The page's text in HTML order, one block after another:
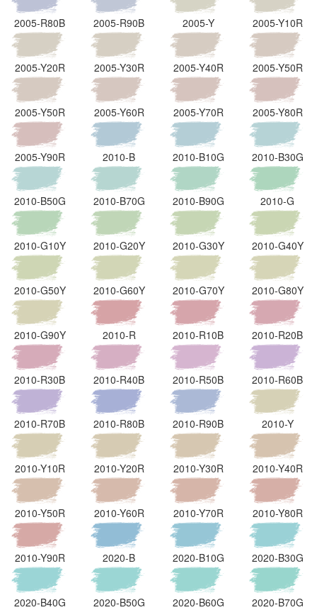
2005-R80B 2005-R90B 2005-Y 2005-Y10R
2005-Y20R 2005-Y30R 2005-Y40R 2005-Y50R
2005-Y50R 2005-Y60R 2005-Y70R 2005-Y80R
2005-Y90R 2010-B 2010-B10G 2010-B30G
2010-B50G 2010-B70G 2010-B90G 2010-G
2010-G10Y 2010-G20Y 2010-G30Y 2010-G40Y
2010-G50Y 2010-G60Y 2010-G70Y 2010-G80Y
2010-G90Y 2010-R 2010-R10B 2010-R20B
2010-R30B 2010-R40B 2010-R50B 2010-R60B
2010-R70B 2010-R80B 2010-R90B 2010-Y
2010-Y10R 2010-Y20R 2010-Y30R 2010-Y40R
2010-Y50R 2010-Y60R 2010-Y70R 2010-Y80R
2010-Y90R 2020-B 2020-B10G 2020-B30G
2020-B40G 2020-B50G 2020-B60G 2020-B70G